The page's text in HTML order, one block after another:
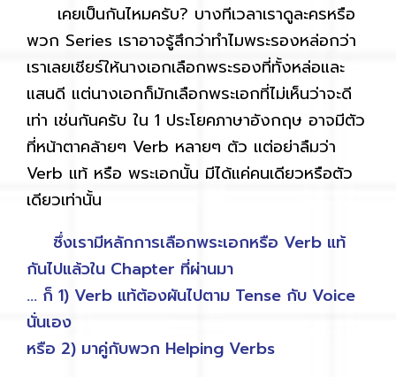
เคยเป็นกันไหมครับ? บางทีเวลาเราดูละครหรือ
พวก Series เราอาจรู้สึกว่าทำไมพระรองหล่อกว่า
เราเลยเชียร์ให้นางเอกเลือกพระรองที่ทั้งหล่อและ
แสนดี แต่นางเอกก็มักเลือกพระเอกที่ไม่เห็นว่าจะดี
เท่า เช่นกันครับ ใน 1 ประโยคภาษาอังกฤษ อาจมีตัว
ที่หน้าตาคล้ายๆ Verb หลายๆ ตัว แต่อย่าลืมว่า
Verb แท้ หรือ พระเอกนั้น มีได้แค่คนเดียวหรือตัว
เดียวเท่านั้น
ซึ่งเรามีหลักการเลือกพระเอกหรือ Verb แท้
กันไปแล้วใน Chapter ที่ผ่านมา
… ก็ 1) Verb แท้ต้องผันไปตาม Tense กับ Voice
นั่นเอง
หรือ 2) มาคู่กับพวก Helping Verbs